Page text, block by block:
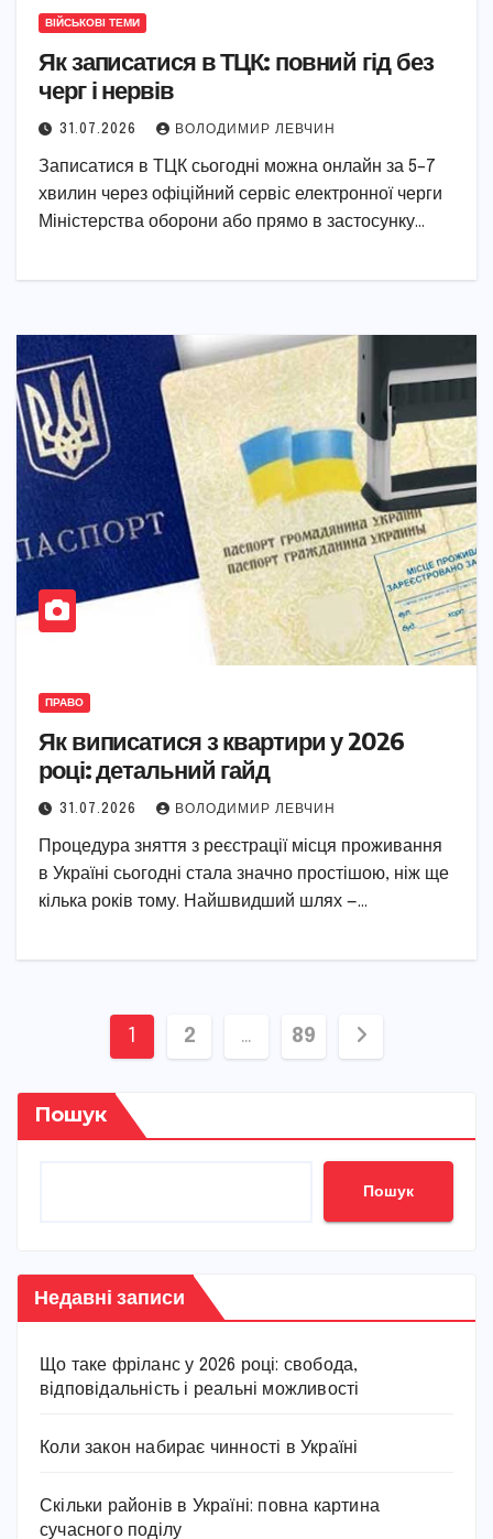
ВІЙСЬКОВІ ТЕМИ
Як записатися в ТЦК: повний гід без
черг і нервів
31.07.2026 ВОЛОДИМИР ЛЕВЧИН
Записатися в ТЦК сьогодні можна онлайн за 5–7
хвилин через офіційний сервіс електронної черги
Міністерства оборони або прямо в застосунку…
ПРАВО
Як виписатися з квартири у 2026
році: детальний гайд
31.07.2026 ВОЛОДИМИР ЛЕВЧИН
Процедура зняття з реєстрації місця проживання
в Україні сьогодні стала значно простішою, ніж ще
кілька років тому. Найшвидший шлях —…
Пагінація
записів
1 2 … 89
Пошук
Пошук
Недавні записи
Що таке фріланс у 2026 році: свобода,
відповідальність і реальні можливості
Коли закон набирає чинності в Україні
Скільки районів в Україні: повна картина
сучасного поділу